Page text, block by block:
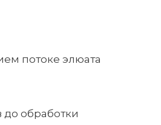
потоке элюата
до обработки